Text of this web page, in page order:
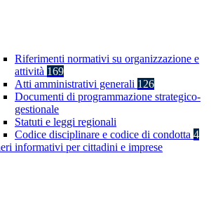
Riferimenti normativi su organizzazione e
attività 169
Atti amministrativi generali 126
Documenti di programmazione strategico-
gestionale
Statuti e leggi regionali
Codice disciplinare e codice di condotta 4
informativi per cittadini e imprese